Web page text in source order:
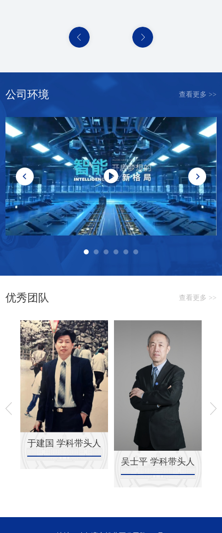
升国旗手资格状、优秀员工干部、优秀抗疫
志愿者等，通过CEAC职业技能培训获“电气
尔滨老员工无偿献血...
国技术能手、全国青年岗位能手、全国“最
美青工”提名奖、吉林省首席技师、吉林省
选中国共青团吉林省第...
并顺利通过哈尔滨九洲集团面试，毕业后担
任质检组组长，主要负责美国罗克韦尔公司
识，积极参加培训，积累...
训班班长、发展对象培训班班长、院员工会
权益部部长、校员工会组织部部长。在校期
创业...
陈鑫磊在学期间积累了扎实的工程技术知
识，熟练掌握了机械和电子系统的设计及应
与文化相结合，更好地推...
对项目进行有效的资源配置与风险管理，同
时协调跨部门的沟通与合作，以推动项目的
动团队成员的积极性，提...
务能力，迅速成为公司技术骨干，参与建造
了多个工程项目。在公司任职期间，他攻坚
也获得了晋升和表...
生涯奠定坚实基础。毕业后，凭借出色的专
业能力在台达从事设备机械设计工作，在那
己的设...
治理论学习并积极带动周围人学习热情。他
品行端正、尊敬师长、团结同学，生活中能
业后被KUKA录用，在KUKA任职实习期间
担任虚拟调试工程师，毕业后担任电气工程
各类...
了乡村振兴东风的感召，用自己所学所能，
积极投身家乡的政务实践、乡村振兴、公益
新2019年毕业于哈尔滨...
在许多优秀企业形成“华德品牌”。让学习成
为 一种生活方式逆水行舟，不进则退，本
在校期间潜心学习、积极参...
已不是那个初入社会的职场小白，他始终牢
记在校所学，用过硬的专业技术和职业素
脱现实桎梏你只需努力，剩...
获吉林省“振兴杯”青年职业技能大赛焊工
组“第六名”，荣获长春市职工优秀创新成果
等...
生中脱颖而出，成功的被世界500强企业西
门子录用。在西门子数字化工业集团任职期
护。业务涉及石油石...
计竞赛赛区二等奖，曾荣获校三好员工标
兵、优秀员工干部、省三好员工等荣誉称
研...
程，2019年、2020年连续两年主持改造铁路
无人值守道口四座，每年为公司减人提效节
提...
利事业奉献自己的一份力量。由于秉着谦虚
学习，积极进取的态度，他在基层水文工作
一个别...
赴俄罗斯布拉格维申斯克国立师范大学交流
比赛，并获得专项组三等奖。2020年参加黑
动，曾组织并参与敬老爱老、留守儿童帮扶
等志愿服务活动20余次。在新冠疫情爆发之
和管控工作，志愿服务...
升国旗手资格状、优秀员工干部、优秀抗疫
志愿者等，通过CEAC职业技能培训获“电气
尔滨老员工无偿献血...
国技术能手、全国青年岗位能手、全国“最
美青工”提名奖、吉林省首席技师、吉林省
选中国共青团吉林省第...
公司环境 查看更多 >>
优秀团队 查看更多 >>
于建国 学科带头人
吴士平 学科带头人